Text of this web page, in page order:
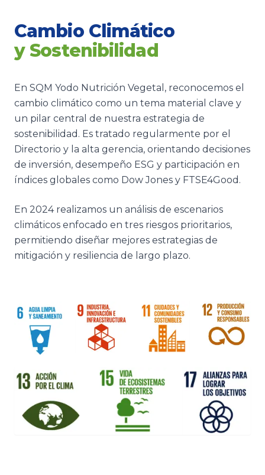
Cambio Climático
y Sostenibilidad
En SQM Yodo Nutrición Vegetal, reconocemos el
cambio climático como un tema material clave y
un pilar central de nuestra estrategia de
sostenibilidad. Es tratado regularmente por el
Directorio y la alta gerencia, orientando decisiones
de inversión, desempeño ESG y participación en
índices globales como Dow Jones y FTSE4Good.
En 2024 realizamos un análisis de escenarios
climáticos enfocado en tres riesgos prioritarios,
permitiendo diseñar mejores estrategias de
mitigación y resiliencia de largo plazo.